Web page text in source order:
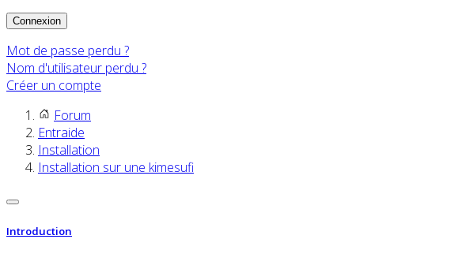
Connexion
Mot de passe perdu ?
Nom d'utilisateur perdu ?
Créer un compte
Forum
Entraide
Installation
Installation sur une kimesufi
Introduction